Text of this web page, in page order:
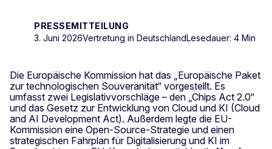
PRESSEMITTEILUNG
3. Juni 2026Vertretung in DeutschlandLesedauer: 4 Min
Die Europäische Kommission hat das „Europäische Paket
zur technologischen Souveränität“ vorgestellt. Es
umfasst zwei Legislativvorschläge – den „Chips Act 2.0“
und das Gesetz zur Entwicklung von Cloud und KI (Cloud
and AI Development Act). Außerdem legte die EU-
Kommission eine Open-Source-Strategie und einen
strategischen Fahrplan für Digitalisierung und KI im